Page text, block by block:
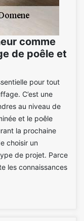
comme
de poêle et
pour tout
C’est une
au niveau de
et le poêle
la prochaine
choisir un
de projet. Parce
les connaissances